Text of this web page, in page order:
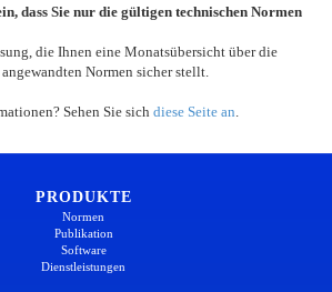
dass Sie nur die gültigen technischen Normen
die Ihnen eine Monatsübersicht über die
Normen sicher stellt.
Sehen Sie sich diese Seite an
PRODUKTE
Normen
Publikation
Software
Dienstleistungen